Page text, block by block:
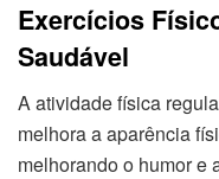
Exercícios
Saudável
A atividade física
melhora a aparência
melhorando o humor e